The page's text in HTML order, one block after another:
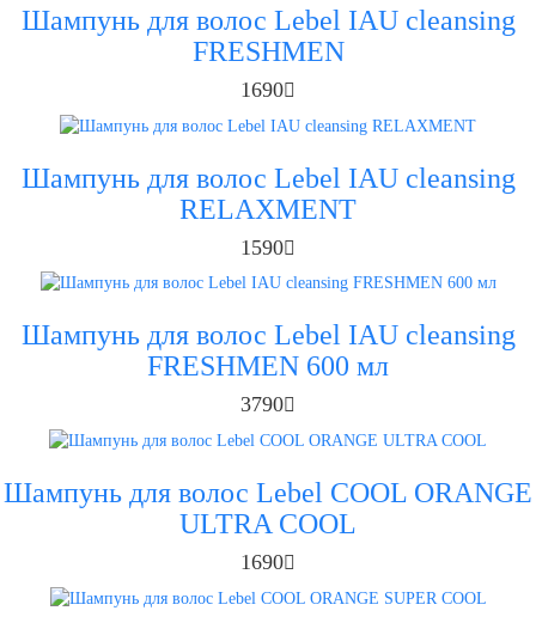
Шампунь для волос Lebel IAU cleansing
FRESHMEN
1690
Шампунь для волос Lebel IAU cleansing
RELAXMENT
1590
Шампунь для волос Lebel IAU cleansing
FRESHMEN 600 мл
3790
Шампунь для волос Lebel COOL ORANGE
ULTRA COOL
1690